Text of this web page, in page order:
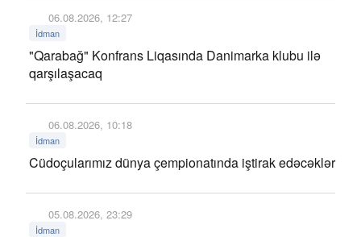
06.08.2026, 12:27
İdman
"Qarabağ" Konfrans Liqasında Danimarka klubu ilə
qarşılaşacaq
06.08.2026, 10:18
İdman
Cüdoçularımız dünya çempionatında iştirak edəcəklər
05.08.2026, 23:29
İdman